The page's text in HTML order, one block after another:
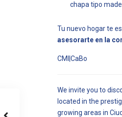
chapa tipo
Tu nuevo hogar te
asesorarte en la
CMI|CaBo
We invite you to
located in the
growing areas in